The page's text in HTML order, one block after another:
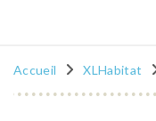
Accueil XLHabitat